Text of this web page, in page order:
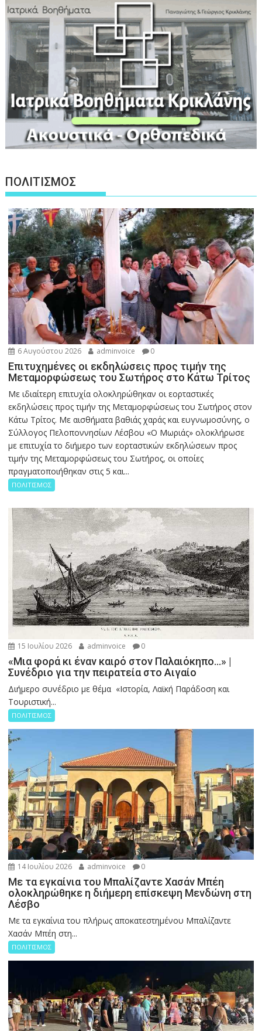
ΠΟΛΙΤΙΣΜΟΣ
6 Αυγούστου 2026 adminvoice 0
Επιτυχημένες οι εκδηλώσεις προς τιμήν της
Μεταμορφώσεως του Σωτήρος στο Κάτω Τρίτος
Με ιδιαίτερη επιτυχία ολοκληρώθηκαν οι εορταστικές
εκδηλώσεις προς τιμήν της Μεταμορφώσεως του Σωτήρος στον
Κάτω Τρίτος. Με αισθήματα βαθιάς χαράς και ευγνωμοσύνης, ο
Σύλλογος Πελοποννησίων Λέσβου «Ο Μωριάς» ολοκλήρωσε
με επιτυχία το διήμερο των εορταστικών εκδηλώσεων προς
τιμήν της Μεταμορφώσεως του Σωτήρος, οι οποίες
πραγματοποιήθηκαν στις 5 και...
ΠΟΛΙΤΙΣΜΟΣ
15 Ιουλίου 2026 adminvoice 0
«Μια φορά κι έναν καιρό στον Παλαιόκηπο…» |
Συνέδριο για την πειρατεία στο Αιγαίο
Διήμερο συνέδριο με θέμα «Ιστορία, Λαϊκή Παράδοση και
Τουριστική...
ΠΟΛΙΤΙΣΜΟΣ
14 Ιουλίου 2026 adminvoice 0
Με τα εγκαίνια του Μπαλίζαντε Χασάν Μπέη
ολοκληρώθηκε η διήμερη επίσκεψη Μενδώνη στη
Λέσβο
Με τα εγκαίνια του πλήρως αποκατεστημένου Μπαλίζαντε
Χασάν Μπέη στη...
ΠΟΛΙΤΙΣΜΟΣ